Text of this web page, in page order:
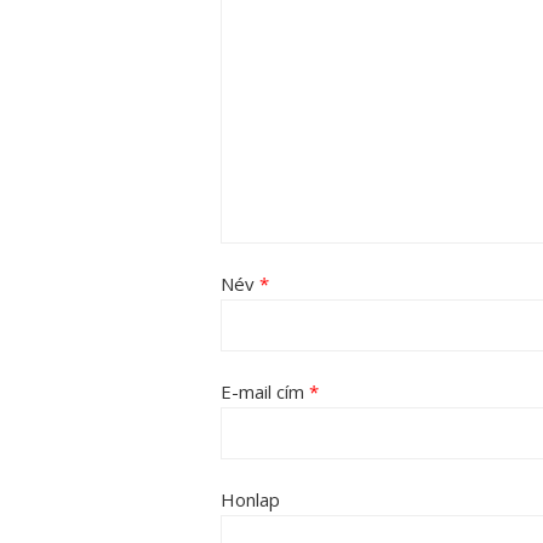
Név *
E-mail cím *
Honlap